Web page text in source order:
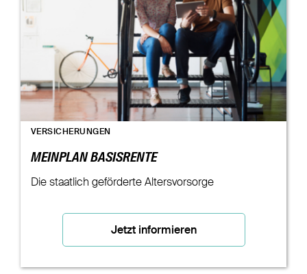
VERSICHERUNGEN
MEINPLAN BASISRENTE
Die staatlich geförderte Altersvorsorge
Jetzt informieren